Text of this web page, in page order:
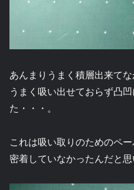
あんまりうまく積層出来て
うまく吸い出せておらず凸
た・・・。
これは吸い取りのためのペ
密着していなかったんだと